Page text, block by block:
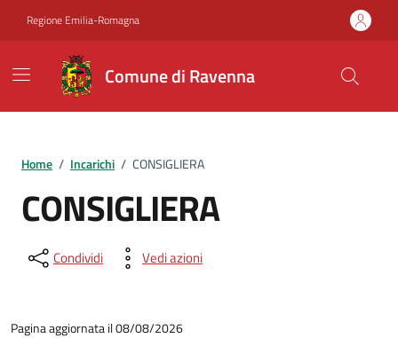
Regione Emilia-Romagna
Comune di Ravenna
Home / Incarichi / CONSIGLIERA
CONSIGLIERA
Condividi Vedi azioni
Pagina aggiornata il 08/08/2026